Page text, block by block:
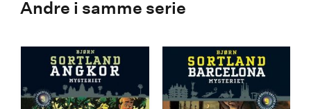
Andre i samme serie